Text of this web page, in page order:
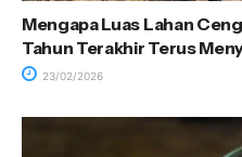
Mengapa Luas Lahan
Tahun Terakhir Terus
23/02/2026